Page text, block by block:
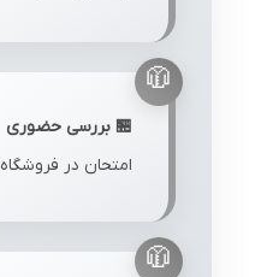
🏪 بررسی حضوری
امتحان در فروشگاه